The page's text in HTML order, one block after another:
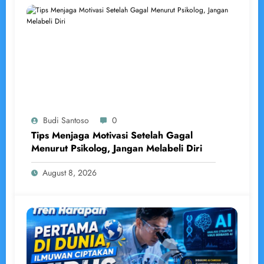
Budi Santoso 0
Tips Menjaga Motivasi Setelah Gagal
Menurut Psikolog, Jangan Melabeli Diri
August 8, 2026